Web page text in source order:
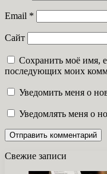
Email *
Сайт
Сохранить моё имя,
последующих моих
Уведомить меня о
Уведомлять меня о
Свежие записи